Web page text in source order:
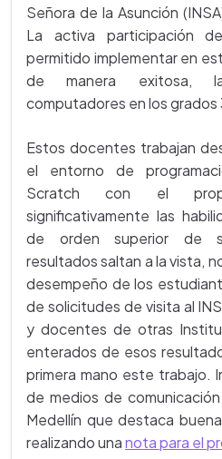
Señora de la Asunción
La activa participación
permitido implementar en
de manera exitosa,
computadores en los grados
Estos docentes trabajan
el entorno de
Scratch con el
significativamente las
de orden superior de
resultados saltan a la vista,
desempeño de los
de solicitudes de visita al
y docentes de otras
enterados de esos
primera mano este trabajo.
de medios de
Medellín que destaca
realizando unanota para el